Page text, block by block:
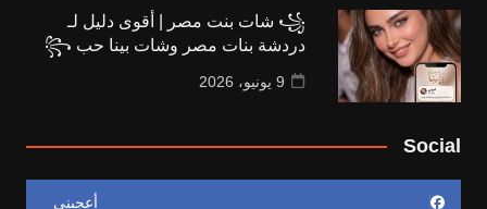
꧁ شات بنت مصر | أقوى دليل لـ
دردشة بنات مصر وشات بينا حب ꧂
9 يونيو، 2026
Social
أعجبني